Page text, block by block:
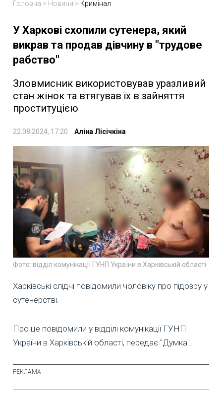
Головна > Новини > Кримінал
У Харкові схопили сутенера, який
викрав та продав дівчину в "трудове
рабство"
Зловмисник використовував уразливий
стан жінок та втягував їх в зайняття
проституцією
22.08.2024, 17:20 Аліна Лісічкіна
Фото: відділ комунікації ГУНП України в Харківській області
Харківські слідчі повідомили чоловіку про підозру у
сутенерстві.
Про це повідомили у відділі комунікації ГУНП
України в Харківській області, передає "Думка".